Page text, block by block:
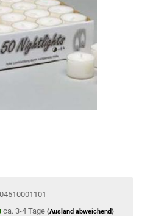
ca. 3-4 Tage (Ausland abweichend)